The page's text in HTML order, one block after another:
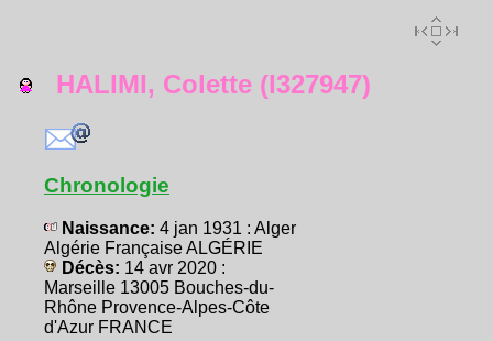
HALIMI, Colette (I327947)
Chronologie
Naissance: 4 jan 1931 : Alger
Algérie Française ALGÉRIE
Décès: 14 avr 2020 :
Marseille 13005 Bouches-du-
Rhône Provence-Alpes-Côte
d'Azur FRANCE